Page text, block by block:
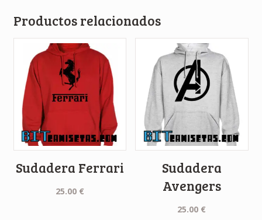
Productos relacionados
Sudadera Ferrari
25.00 €
Sudadera
Avengers
25.00 €